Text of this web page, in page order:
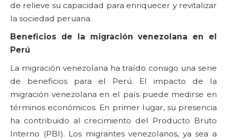
de relieve su capacidad para enriquecer y revitalizar
la sociedad peruana.
Beneficios de la migración venezolana en el
Perú
La migración venezolana ha traído consigo una serie
de beneficios para el Perú. El impacto de la
migración venezolana en el país puede medirse en
términos económicos. En primer lugar, su presencia
ha contribuido al crecimiento del Producto Bruto
Interno (PBI). Los migrantes venezolanos, ya sea a